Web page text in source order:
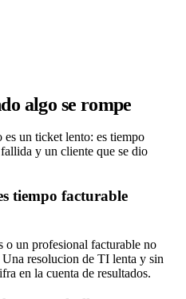
algo se rompe
es un ticket lento: es tiempo
y un cliente que se dio
tiempo facturable
o un profesional facturable no
resolucion de TI lenta y sin
en la cuenta de resultados.